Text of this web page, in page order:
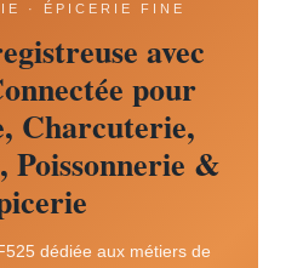
· ÉPICERIE FINE
avec
pour
Charcuterie,
Poissonnerie &
dédiée aux métiers de